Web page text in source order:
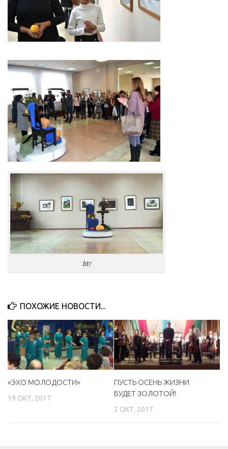
btr
ПОХОЖИЕ НОВОСТИ...
«ЭХО МОЛОДОСТИ»
19 ОКТ, 2017
ПУСТЬ ОСЕНЬ ЖИЗНИ
БУДЕТ ЗОЛОТОЙ!
2 ОКТ, 2017